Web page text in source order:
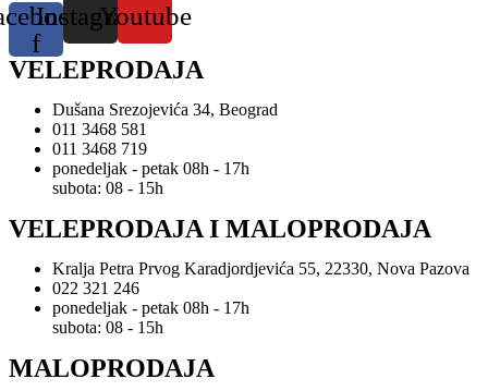
f
InstagramYoutube
VELEPRODAJA
Dušana Srezojevića 34, Beograd
011 3468 581
011 3468 719
ponedeljak - petak 08h - 17h
subota: 08 - 15h
VELEPRODAJA I MALOPRODAJA
Kralja Petra Prvog Karadjordjevića 55, 22330, Nova Pazova
022 321 246
ponedeljak - petak 08h - 17h
subota: 08 - 15h
MALOPRODAJA